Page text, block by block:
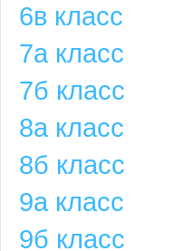
6в класс
7а класс
7б класс
8а класс
8б класс
9а класс
9б класс